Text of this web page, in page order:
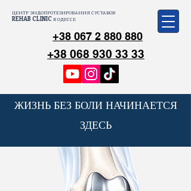
ЦЕНТР ЭНДОПРОТЕЗИРОВАНИЯ СУСТАВОВ
REHAB CLINIC В ОДЕССЕ
+38 067 2 880 880
+38 068 930 33 33
ЖИЗНЬ БЕЗ БОЛИ НАЧИНАЕТСЯ
ЗДЕСЬ